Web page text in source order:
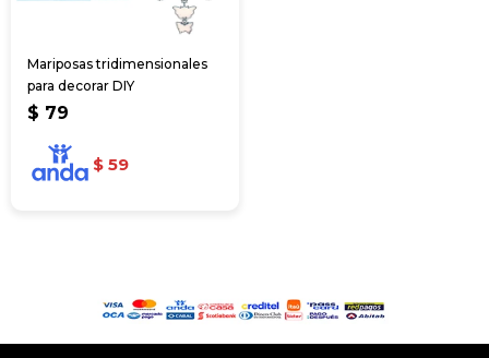
Mariposas tridimensionales
para decorar DIY
$ 79
$ 59